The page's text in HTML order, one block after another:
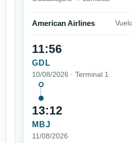
American Airlines
11:56
GDL
10/08/2026 · Terminal 1
13:12
MBJ
11/08/2026